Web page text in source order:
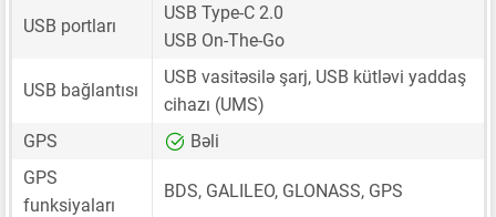
USB portları
USB Type-C 2.0
USB On-The-Go
USB bağlantısı
USB vasitəsilə şarj, USB kütləvi yaddaş
cihazı (UMS)
GPS
Bəli
GPS
funksiyaları
BDS, GALILEO, GLONASS, GPS